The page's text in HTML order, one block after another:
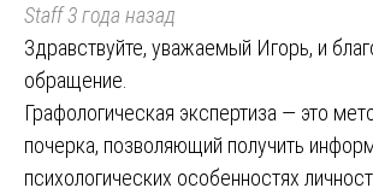
Staff3 года назад
Здравствуйте, уважаемый Игорь, и
обращение.
Графологическая экспертиза — это
почерка, позволяющий получить
психологических особенностях